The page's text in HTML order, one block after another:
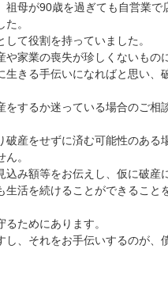
母が90歳を過ぎても自営業で
。
て役割を持っていました。
家業の喪失が珍しくないもの
きる手伝いになればと思い、
するか迷っている場合のご相
産をせずに済む可能性のある
。
み額等をお伝えし、仮に破産
活を続けることができること
ためにあります。
、それをお手伝いするのが、